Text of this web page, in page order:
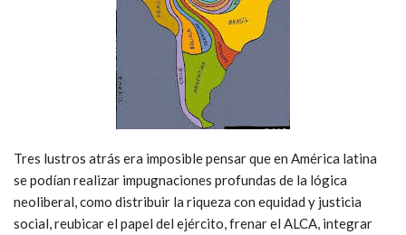
Tres lustros atrás era imposible pensar que en América latina
se podían realizar impugnaciones profundas de la lógica
neoliberal, como distribuir la riqueza con equidad y justicia
social, reubicar el papel del ejército, frenar el ALCA, integrar